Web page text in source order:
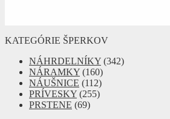
KATEGÓRIE ŠPERKOV
NÁHRDELNÍKY (342)
NÁRAMKY (160)
NÁUŠNICE (112)
PRÍVESKY (255)
PRSTENE (69)